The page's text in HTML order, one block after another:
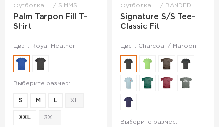
Футболка SIMMS
Palm Tarpon Fill T-
Shirt
Цвет: Royal Heather
Выберите размер:
S M L XL
XXL 3XL
Футболка BANDED
Signature S/S Tee-
Classic Fit
Цвет: Charcoal / Maroon
Выберите размер: